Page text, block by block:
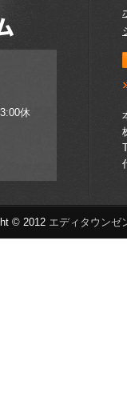
休
© 2012 エディタウンゼ